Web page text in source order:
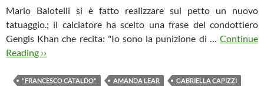
Mario Balotelli si è fatto realizzare sul petto un nuovo
tatuaggio.; il calciatore ha scelto una frase del condottiero
Gengis Khan che recita: "Io sono la punizione di … Continue
Reading ››
"FRANCESCO CATALDO" AMANDA LEAR GABRIELLA CAPIZZI